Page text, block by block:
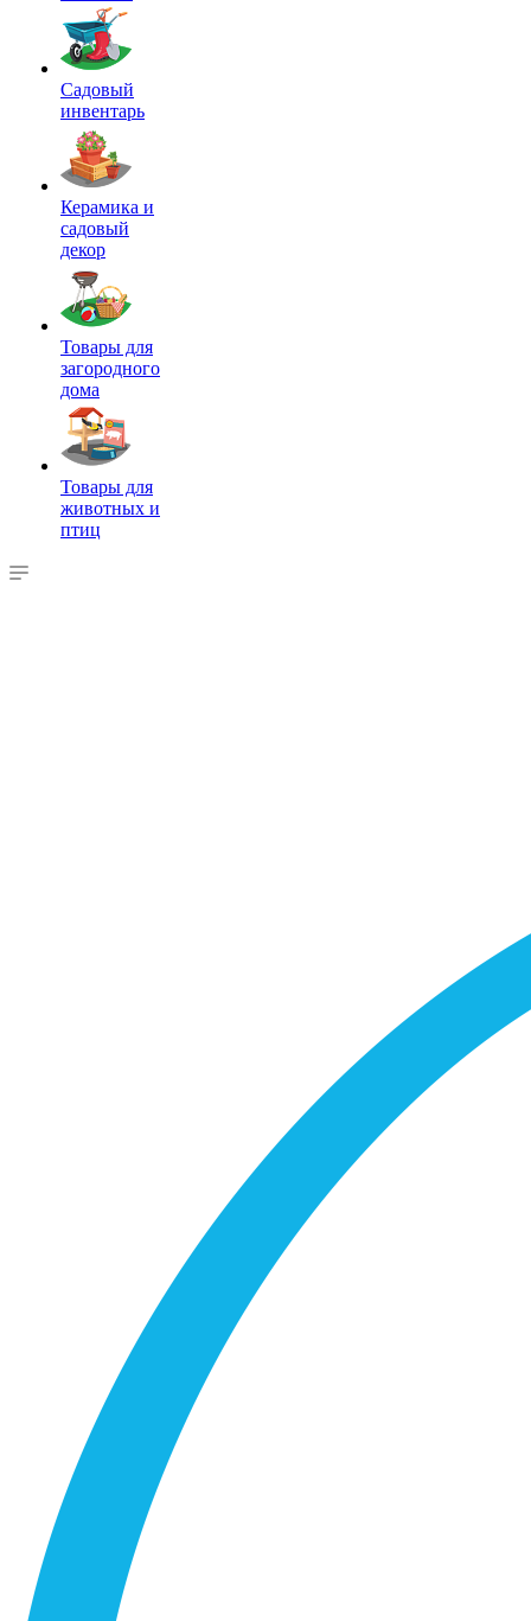
Садовый
инвентарь
Керамика и
садовый
декор
Товары для
загородного
дома
Товары для
животных и
птиц